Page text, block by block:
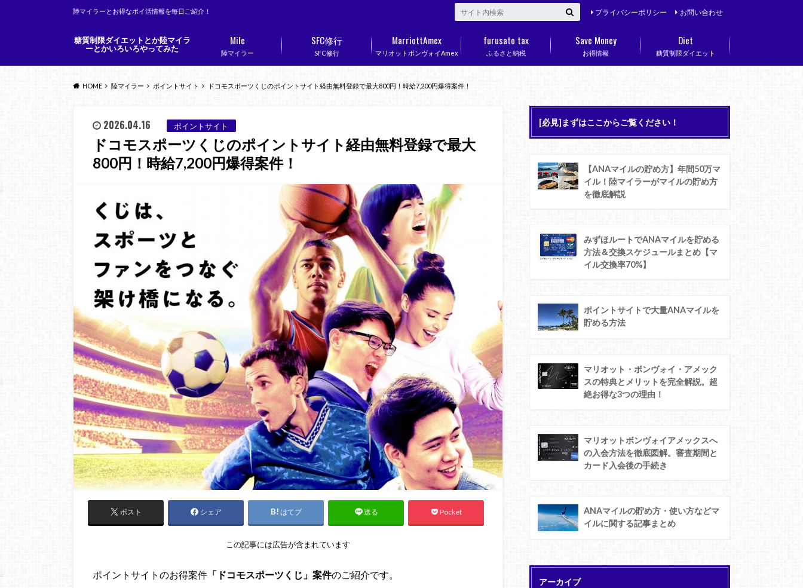
糖質制限ダイエットとか陸マイラ
ーとかいろいろやってみた
陸マイラーとお得なポイ活情報を毎日ご紹介！ プライバシーポリシー お問い合わせ
陸マイラー
Mile
SFC修行
SFC修行
マリオットボンヴォイAmex
MarriottAmex
ふるさと納税
furusato tax
お得情報
Save Money
糖質制限ダイエット
Diet
HOME 陸マイラー ポイントサイト ドコモスポーツくじのポイントサイト経由無料登録で最大800円！時給7,200円爆得案件！
2026.04.16 ポイントサイト
ドコモスポーツくじのポイントサイト経由無料登録で最大
800円！時給7,200円爆得案件！
ポスト シェア はてブ 送る Pocket
この記事には広告が含まれています
ポイントサイトのお得案件 「ドコモスポーツくじ」案件のご紹介です。
[必見]まずはここからご覧ください！
【ANAマイルの貯め方】年間50万マ
イル！陸マイラーがマイルの貯め方
を徹底解説
みずほルートでANAマイルを貯める
方法＆交換スケジュールまとめ【マ
イル交換率70%】
ポイントサイトで大量ANAマイルを
貯める方法
マリオット・ボンヴォイ・アメック
スの特典とメリットを完全解説。超
絶お得な3つの理由！
マリオットボンヴォイアメックスへ
の入会方法を徹底図解。審査期間と
カード入会後の手続き
ANAマイルの貯め方・使い方などマ
イルに関する記事まとめ
アーカイブ